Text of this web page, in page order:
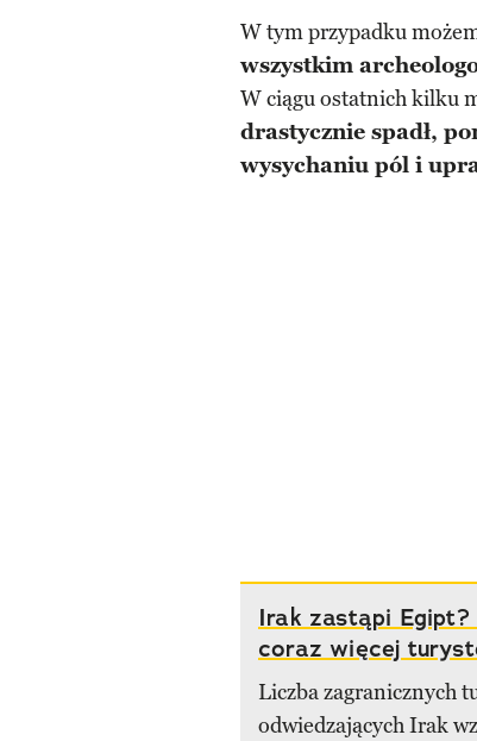
W tym przypadku
wszystkim
W ciągu ostatnich kilku
drastycznie spadł,
wysychaniu pól i
Irak zastąpi Egipt?
coraz więcej
Liczba zagranicznych
odwiedzających Irak